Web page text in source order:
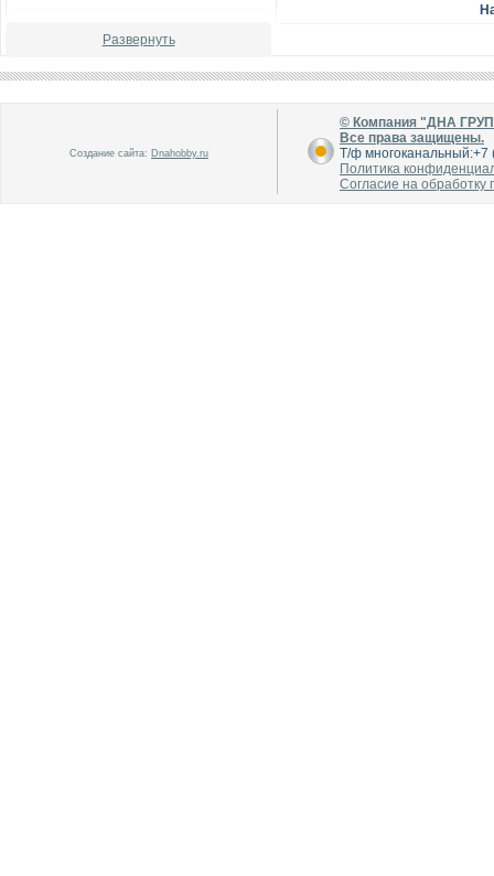
Развернуть
Создание сайта: Dnahobby.ru
© Компания "ДНА
Все права защищены.
Т/ф
Политика
Согласие на